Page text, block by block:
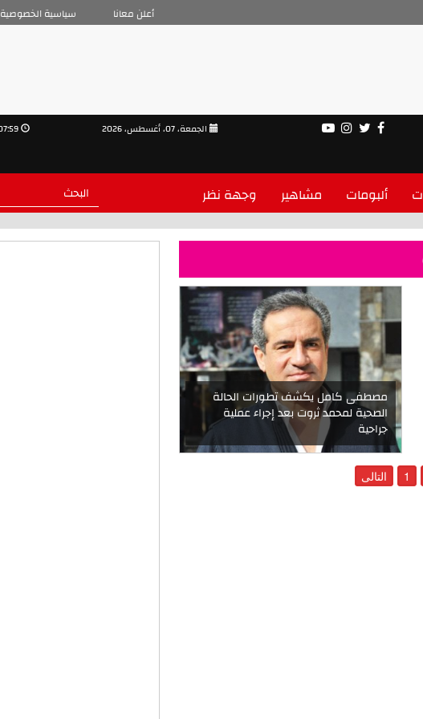
سياسية الخصوصية أعلن معانا
ألبومات مشاهير وجهة نظر
مصطفى كامل يكشف تطورات الحالة
الصحية لمحمد ثروت بعد إجراء عملية
جراحية
1 التالى